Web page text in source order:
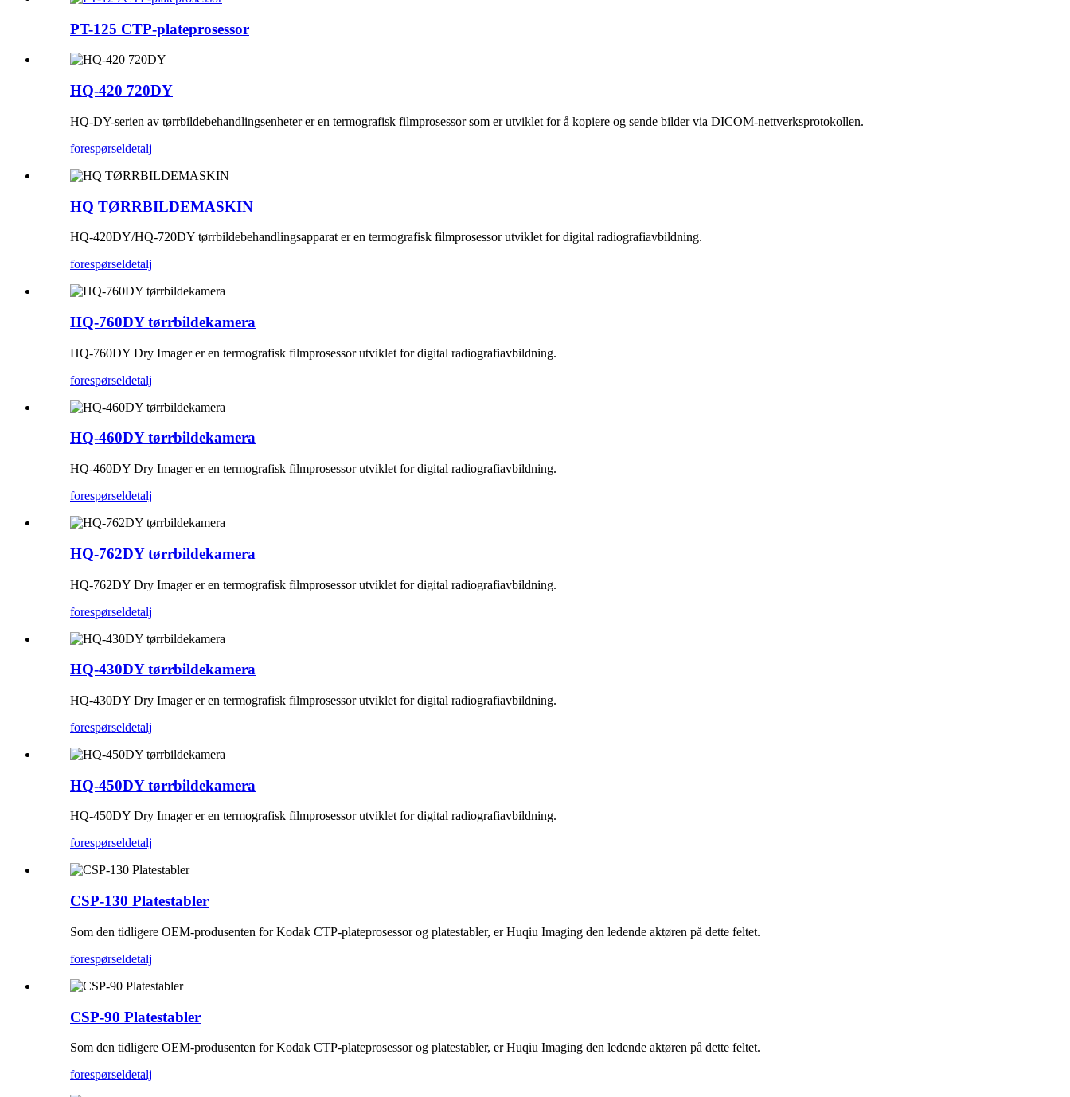
PT-125 CTP-plateprosessor
HQ-420 720DY
HQ-DY-serien av tørrbildebehandlingsenheter er en termografisk filmprosessor som er utviklet for å kopiere og sende bilder via DICOM-nettverksprotokollen.
forespørseldetalj
HQ TØRRBILDEMASKIN
HQ-420DY/HQ-720DY tørrbildebehandlingsapparat er en termografisk filmprosessor utviklet for digital radiografiavbildning.
forespørseldetalj
HQ-760DY tørrbildekamera
HQ-760DY Dry ​​Imager er en termografisk filmprosessor utviklet for digital radiografiavbildning.
forespørseldetalj
HQ-460DY tørrbildekamera
HQ-460DY Dry ​​Imager er en termografisk filmprosessor utviklet for digital radiografiavbildning.
forespørseldetalj
HQ-762DY tørrbildekamera
HQ-762DY Dry ​​Imager er en termografisk filmprosessor utviklet for digital radiografiavbildning.
forespørseldetalj
HQ-430DY tørrbildekamera
HQ-430DY Dry ​​Imager er en termografisk filmprosessor utviklet for digital radiografiavbildning.
forespørseldetalj
HQ-450DY tørrbildekamera
HQ-450DY Dry ​​Imager er en termografisk filmprosessor utviklet for digital radiografiavbildning.
forespørseldetalj
CSP-130 Platestabler
Som den tidligere OEM-produsenten for Kodak CTP-plateprosessor og platestabler, er Huqiu Imaging den ledende aktøren på dette feltet.
forespørseldetalj
CSP-90 Platestabler
Som den tidligere OEM-produsenten for Kodak CTP-plateprosessor og platestabler, er Huqiu Imaging den ledende aktøren på dette feltet.
forespørseldetalj